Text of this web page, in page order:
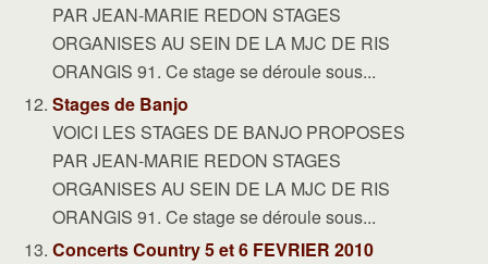
PAR JEAN-MARIE REDON STAGES
ORGANISES AU SEIN DE LA MJC DE RIS
ORANGIS 91. Ce stage se déroule sous...
Stages de Banjo
VOICI LES STAGES DE BANJO PROPOSES
PAR JEAN-MARIE REDON STAGES
ORGANISES AU SEIN DE LA MJC DE RIS
ORANGIS 91. Ce stage se déroule sous...
Concerts Country 5 et 6 FEVRIER 2010